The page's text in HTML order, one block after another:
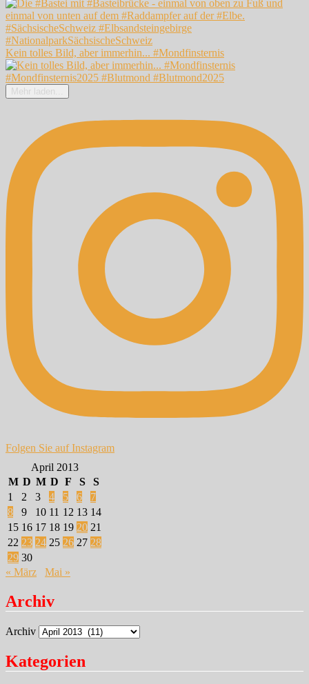
Kein tolles Bild, aber immerhin... #Mondfinsternis
Mehr laden...
Folgen Sie auf Instagram
April 2013
M D M D F S
S
1
2 3 4 5 6
7
8
9 10 11 12 13 14
15 16 17 18 19 20 21
22 23 24 25 26 27 28
29 30
« März
Mai »
Archiv
Archiv
Kategorien